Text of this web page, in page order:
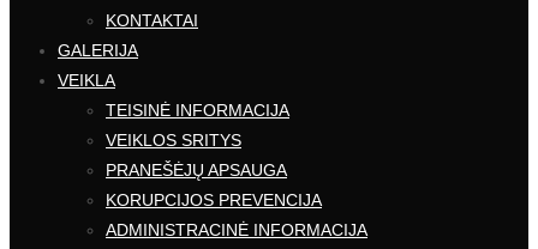
KONTAKTAI
GALERIJA
VEIKLA
TEISINĖ INFORMACIJA
VEIKLOS SRITYS
PRANEŠĖJŲ APSAUGA
KORUPCIJOS PREVENCIJA
ADMINISTRACINĖ INFORMACIJA